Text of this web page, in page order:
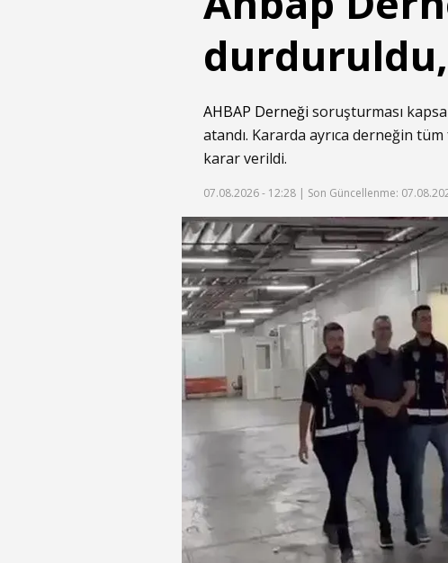
AHBAP Derneği soruşturması
atandı. Kararda ayrıca derneğin
karar verildi.
07.08.2026 - 12:28 | Son Güncellenme: